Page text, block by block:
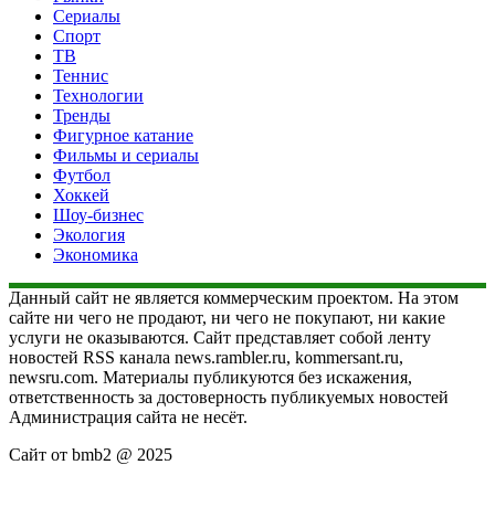
Сериалы
Спорт
ТВ
Теннис
Технологии
Тренды
Фигурное катание
Фильмы и сериалы
Футбол
Хоккей
Шоу-бизнес
Экология
Экономика
Данный сайт не является коммерческим проектом. На этом
сайте ни чего не продают, ни чего не покупают, ни какие
услуги не оказываются. Сайт представляет собой ленту
новостей RSS канала news.rambler.ru, kommersant.ru,
newsru.com. Материалы публикуются без искажения,
ответственность за достоверность публикуемых новостей
Администрация сайта не несёт.
Сайт от bmb2 @ 2025